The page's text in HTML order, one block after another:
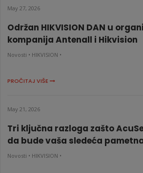
May 27, 2026
Održan HIKVISION DAN u
kompanija Antenall i Hikvision
Novosti • HIKVISION •
PROČITAJ VIŠE
May 21, 2026
Tri ključna razloga zašto
da bude vaša sledeća
Novosti • HIKVISION •